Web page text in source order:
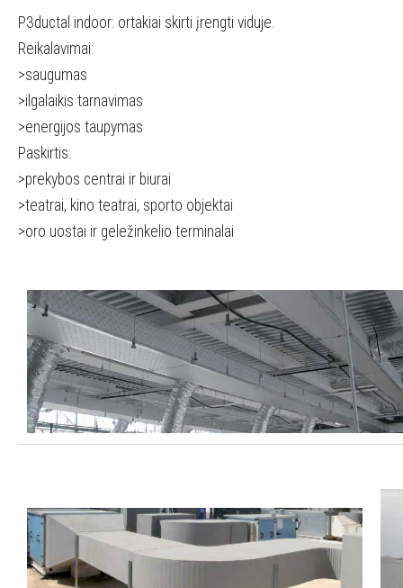
P3ductal indoor: ortakiai skirti įrengti viduje.
Reikalavimai:
>saugumas
>ilgalaikis tarnavimas
>energijos taupymas
Paskirtis:
>prekybos centrai ir biurai
>teatrai, kino teatrai, sporto objektai
>oro uostai ir geležinkelio terminalai